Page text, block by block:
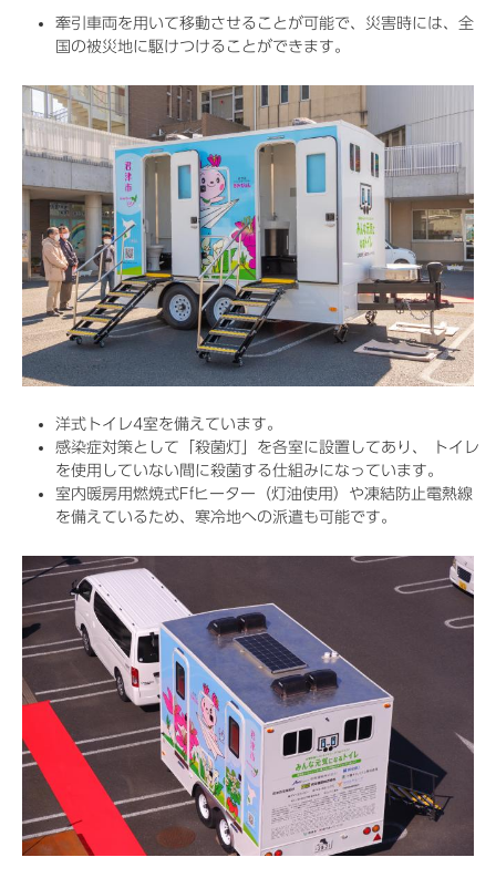
牽引車両を用いて移動させることが可能で、災害時には、全
国の被災地に駆けつけることができます。
洋式トイレ4室を備えています。
感染症対策として「殺菌灯」を各室に設置してあり、 トイレ
を使用していない間に殺菌する仕組みになっています。
室内暖房用燃焼式Ffヒーター（灯油使用）や凍結防止電熱線
を備えているため、寒冷地への派遣も可能です。